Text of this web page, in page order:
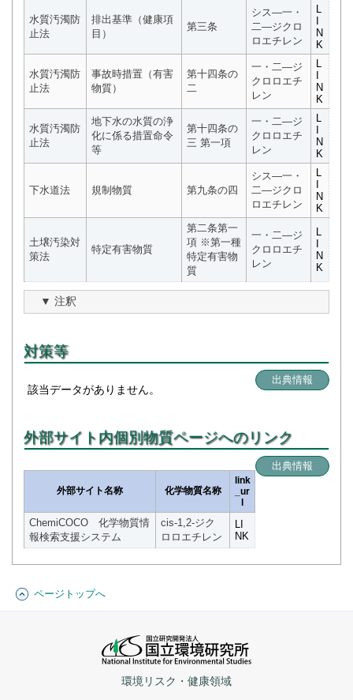
水質汚濁防
止法
排出基準（健康項
目）
第三条
シス―一・
二―ジクロ
ロエチレン
L
I
N
K
水質汚濁防
止法
事故時措置（有害
物質）
第十四条の
二
一・二―ジ
クロロエチ
レン
L
I
N
K
水質汚濁防
止法
地下水の水質の浄
化に係る措置命令
等
第十四条の
三 第一項
一・二―ジ
クロロエチ
レン
L
I
N
K
下水道法 規制物質 第九条の四
シス―一・
二―ジクロ
ロエチレン
L
I
N
K
土壌汚染対
策法
特定有害物質
第二条第一
項 ※第一種
特定有害物
質
一・二―ジ
クロロエチ
レン
L
I
N
K
注釈
対策等
出典情報
該当データがありません。
外部サイト内個別物質ページへのリンク
出典情報
外部サイト名称 化学物質名称
link
_ur
l
ChemiCOCO 化学物質情
報検索支援システム
cis-1,2-ジク
ロロエチレン
LI
NK
ページトップへ
環境リスク・健康領域